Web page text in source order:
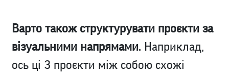
Варто також структурувати проєкти за
візуальними напрямами. Наприклад,
ось ці 3 проєкти між собою схожі